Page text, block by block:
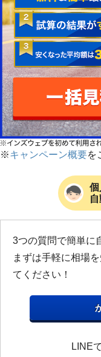
※キャンペーン概要を
個
3つの質問で簡単に
まずは手軽に相場
てください！
LINE